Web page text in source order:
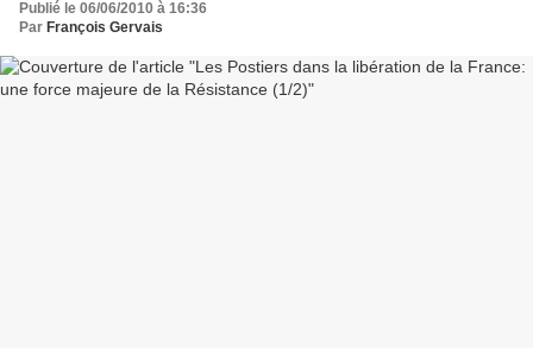
Publié le 06/06/2010 à 16:36
Par François Gervais